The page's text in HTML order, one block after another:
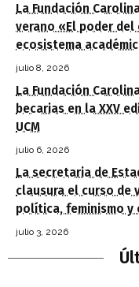
La Fundación
verano «El poder
ecosistema
julio 8, 2026
La Fundación
becarias en la XXV
UCM
julio 6, 2026
La secretaria de
clausura el curso de
política, feminismo y
julio 3, 2026